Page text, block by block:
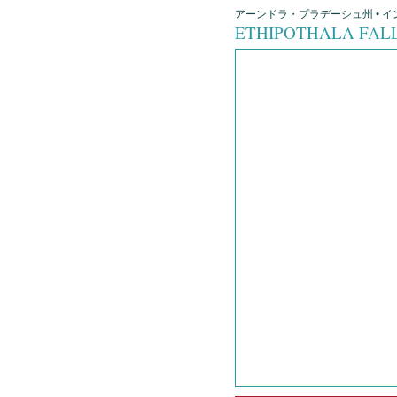
アーンドラ・プラデーシュ州 • イ
ETHIPOTHALA